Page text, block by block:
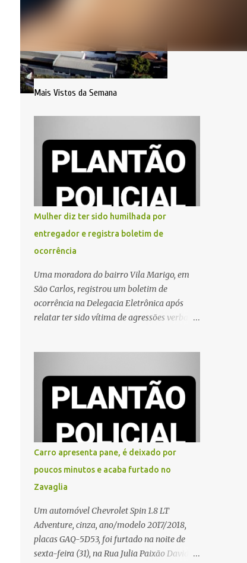
Mais Vistos da Semana
Mulher diz ter sido humilhada por
entregador e registra boletim de
ocorrência
Uma moradora do bairro Vila Marigo, em
São Carlos, registrou um boletim de
ocorrência na Delegacia Eletrônica após
relatar ter sido vítima de agressões verbais
feira (31). A mulher afirmou que o
entregador teria acionado o interfone de
forma equivocada e, em seguida, passou a
atenção de moradores e de pessoas que
estavam nas proximidades. Ainda conforme
o registro policial, a vítima relatou que, ao
receber a entrega, voltou a ser ofendida com
palavras de baixo calão e insultos. Ela
que se sentiu ameaçada, coagida e
humilhada com a situação. Fonte: São
Carlos Agora
Carro apresenta pane, é deixado por
poucos minutos e acaba furtado no
Zavaglia
Um automóvel Chevrolet Spin 1.8 LT
Adventure, cinza, ano/modelo 2017/2018,
placas GAQ-5D53, foi furtado na noite de
sexta-feira (31), na Rua Julia Paixão David,